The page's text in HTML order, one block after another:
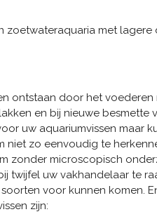
zoetwateraquaria met lagere
ontstaan door het voederen
en bij nieuwe besmette
uw aquariumvissen maar
niet zo eenvoudig te
zonder microscopisch
twijfel uw vakhandelaar te
voor kunnen komen.
zijn: